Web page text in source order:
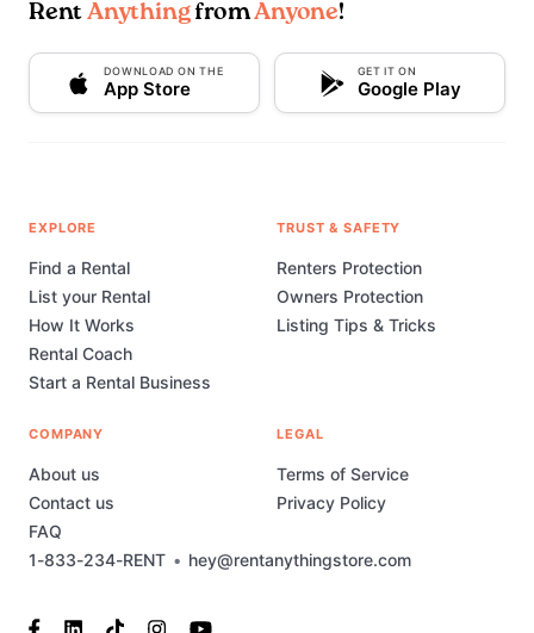
Rent AnythingfromAnyone!
DOWNLOAD ON THE
App Store
GET IT ON
Google Play
1-833-234-RENT • hey@rentanythingstore.com
EXPLORE
Find a Rental
List your Rental
How It Works
Rental Coach
Start a Rental Business
TRUST & SAFETY
Renters Protection
Owners Protection
Listing Tips & Tricks
COMPANY
About us
Contact us
FAQ
LEGAL
Terms of Service
Privacy Policy